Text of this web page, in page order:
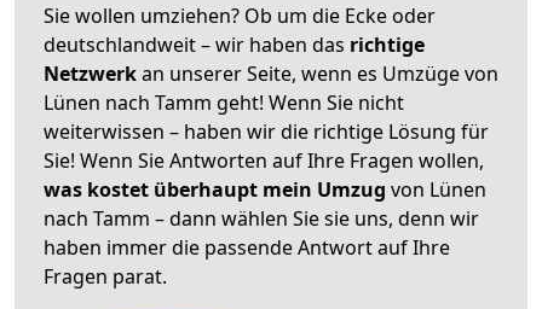
Sie wollen umziehen? Ob um die Ecke oder
deutschlandweit – wir haben das richtige
Netzwerkan unserer Seite, wenn es Umzüge von
Lünen nach Tamm geht! Wenn Sie nicht
weiterwissen – haben wir die richtige Lösung für
Sie! Wenn Sie Antworten auf Ihre Fragen wollen,
was kostet überhaupt mein Umzug von Lünen
nach Tamm – dann wählen Sie sie uns, denn wir
haben immer die passende Antwort auf Ihre
Fragen parat.